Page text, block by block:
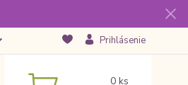
Prihlásenie
0 ks